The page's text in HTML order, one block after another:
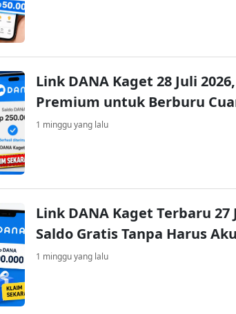
Link DANA Kaget 28 Juli
Premium untuk Berburu
1 minggu yang lalu
Link DANA Kaget Terbaru 27
Saldo Gratis Tanpa Harus
1 minggu yang lalu